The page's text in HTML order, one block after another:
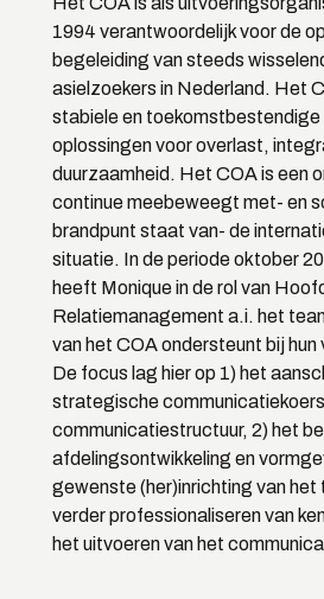
1994 verantwoordelijk voor de
begeleiding van steeds
asielzoekers in Nederland. Het
stabiele en toekomstbestendige
oplossingen voor overlast,
duurzaamheid. Het COA is een
continue meebeweegt met- en
brandpunt staat van- de
situatie. In de periode oktober
heeft Monique in de rol van
Relatiemanagement a.i. het
van het COA ondersteunt bij
De focus lag hier op 1) het
strategische
communicatiestructuur, 2) het
afdelingsontwikkeling en
gewenste (her)inrichting van het
verder professionaliseren van
het uitvoeren van het